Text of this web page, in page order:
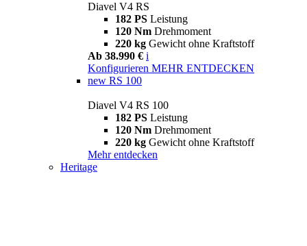
Diavel V4 RS
182 PS Leistung
120 Nm Drehmoment
220 kg Gewicht ohne Kraftstoff
Ab 38.990 € i
Konfigurieren MEHR ENTDECKEN
new RS 100
Diavel V4 RS 100
182 PS Leistung
120 Nm Drehmoment
220 kg Gewicht ohne Kraftstoff
Mehr entdecken
Heritage